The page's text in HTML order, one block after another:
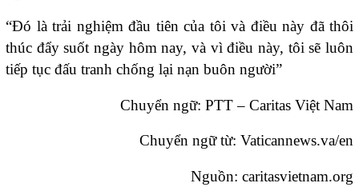
“Đó là trải nghiệm đầu tiên của tôi và điều này đã thôi
thúc đẩy suốt ngày hôm nay, và vì điều này, tôi sẽ luôn
tiếp tục đấu tranh chống lại nạn buôn người”
Chuyển ngữ: PTT – Caritas Việt Nam
Chuyển ngữ từ: Vaticannews.va/en
Nguồn: caritasvietnam.org